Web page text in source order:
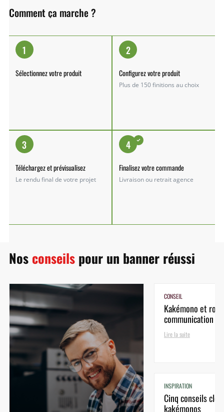
Comment ça marche ?
1
Sélectionnez votre produit
2
Configurez votre produit
Plus de 150 finitions au choix
3
Téléchargez et prévisualisez
Le rendu final de votre projet
4
Finalisez votre commande
Livraison ou retrait agence
Nosconseilspour un banner réussi
CONSEIL
Kakémono et
communication
Lire la suite
INSPIRATION
Cinq conseils
kakémonos